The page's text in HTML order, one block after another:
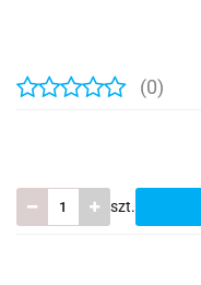
(0)
szt.